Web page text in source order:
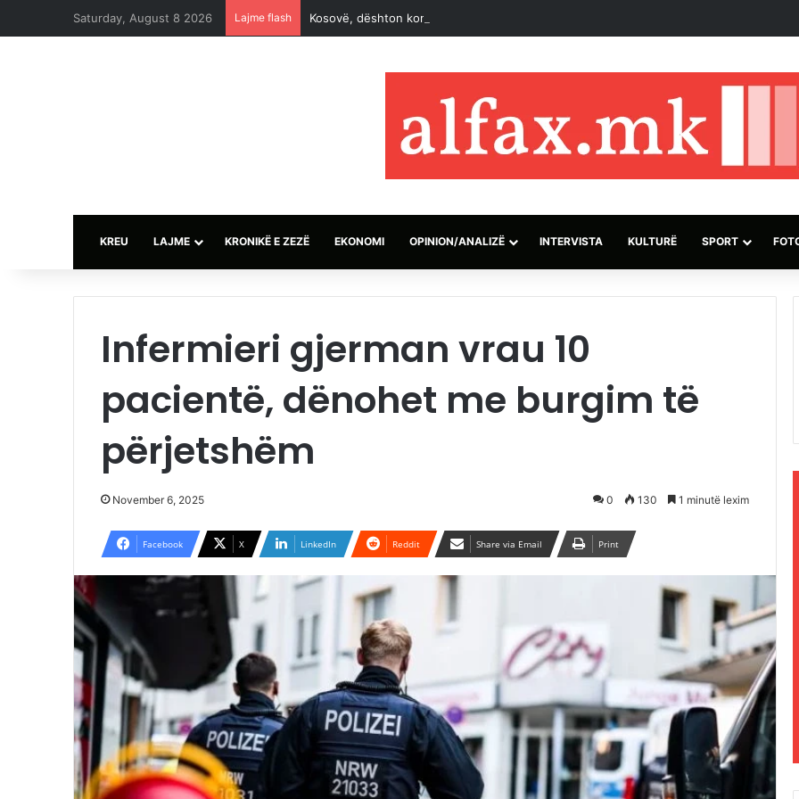
Saturday, August 8 2026 Lajme flash Kosovë, dështon konstituimi i Kuvendit brenda afatit 30 ditësh
KREU LAJME KRONIKË E ZEZË EKONOMI OPINION/ANALIZË INTERVISTA KULTURË SPORT
Infermieri gjerman vrau 10
pacientë, dënohet me burgim të
përjetshëm
November 6, 2025 0 130 1 minutë lexim
Facebook X LinkedIn Reddit Share via Email Print